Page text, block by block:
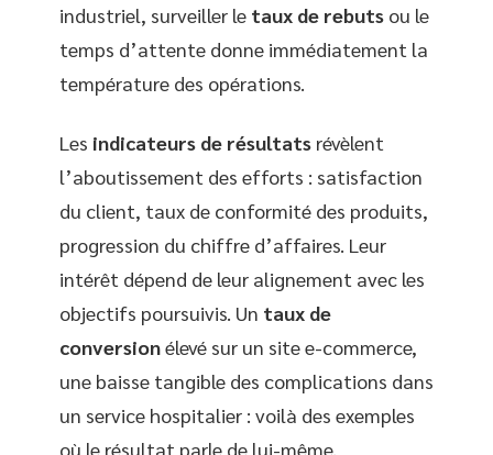
industriel, surveiller le taux de rebuts ou le
temps d’attente donne immédiatement la
température des opérations.
Les indicateurs de résultats révèlent
l’aboutissement des efforts : satisfaction
du client, taux de conformité des produits,
progression du chiffre d’affaires. Leur
intérêt dépend de leur alignement avec les
objectifs poursuivis. Un taux de
conversionélevé sur un site e-commerce,
une baisse tangible des complications dans
un service hospitalier : voilà des exemples
où le résultat parle de lui-même.